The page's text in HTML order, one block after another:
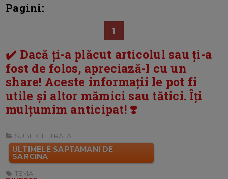
Pagini:
1
✔️ Dacă ți-a plăcut articolul sau ți-a
fost de folos, apreciază-l cu un
share! Aceste informații le pot fi
utile și altor mămici sau tătici. Îți
mulțumim anticipat! ❣️
SUBIECTE TRATATE:
ULTIMELE SAPTAMANI DE
SARCINA
TEMA: